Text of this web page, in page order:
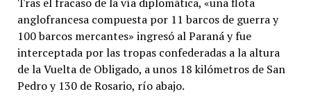
anglofrancesa compuesta por 11 barcos de guerra y
100 barcos mercantes» ingresó al Paraná y fue
interceptada por las tropas confederadas a la altura
de la Vuelta de Obligado, a unos 18 kilómetros de San
Pedro y 130 de Rosario, río abajo.